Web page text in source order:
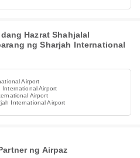
Hazrat Shahjalal
ng Sharjah International
Airport
International Airport
Airport
International Airport
ng Airpaz